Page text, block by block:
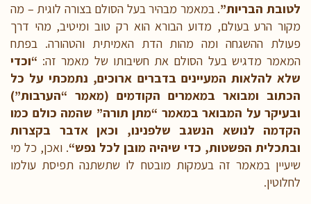
לטובת הבריות”. במאמר מבהיר בעל הסולם בצורה לוגית – מה
מקור הרע בעולם, מדוע הבורא הוא רק טוב ומיטיב, מהי דרך
פעולת ההשגחה ומה מהות הדת האמיתית והטהורה. בפתח
המאמר מדגיש בעל הסולם את חשיבותו של מאמר זה: “וכדי
שלא להלאות המעיינים בדברים ארוכים, נתמכתי על כל
הכתוב ומבואר במאמרים הקודמים (מאמר “הערבות”)
ובעיקר על המבואר במאמר “מתן תורה” שהמה כולם כמו
הקדמה לנושא הנשגב שלפנינו, וכאן אדבר בקצרות
ובתכלית הפשטות, כדי שיהיה מובן לכל נפש“. ואכן, כל מי
שיעיין במאמר זה בעמקות מובטח לו שתשתנה תפיסת עולמו
לחלוטין.